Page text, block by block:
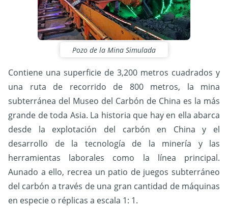
Pozo de la Mina Simulada
Contiene una superficie de 3,200 metros cuadrados y
una ruta de recorrido de 800 metros, la mina
subterránea del Museo del Carbón de China es la más
grande de toda Asia. La historia que hay en ella abarca
desde la explotación del carbón en China y el
desarrollo de la tecnología de la minería y las
herramientas laborales como la línea principal.
Aunado a ello, recrea un patio de juegos subterráneo
del carbón a través de una gran cantidad de máquinas
en especie o réplicas a escala 1: 1.